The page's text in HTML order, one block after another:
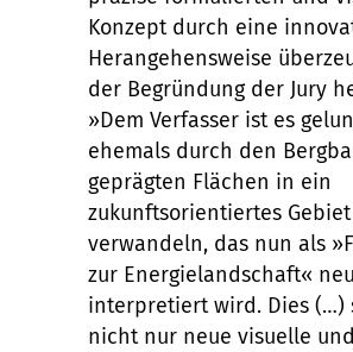
Konzept durch eine
Herangehensweise
der Begründung der Jury
»Dem Verfasser ist es
ehemals durch den
geprägten Flächen in ein
zukunftsorientiertes Gebiet
verwandeln, das nun als »
zur Energielandschaft« neu
interpretiert wird. Dies (…)
nicht nur neue visuelle und